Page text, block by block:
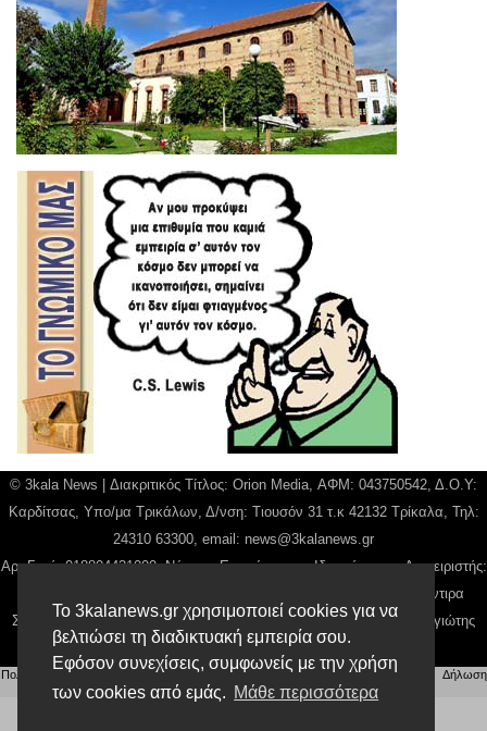
Το 3kalanews.gr χρησιμοποιεί cookies για να
βελτιώσει τη διαδικτυακή εμπειρία σου.
Εφόσον συνεχίσεις, συμφωνείς με την χρήση
των cookies από εμάς. Μάθε περισσότερα
© 3kala News | Διακριτικός Τίτλος: Orion Media, ΑΦΜ: 043750542, Δ.Ο.Υ:
Καρδίτσας, Υπο/μα Τρικάλων, Δ/νση: Τιουσόν 31 τ.κ 42132 Τρίκαλα, Τηλ:
24310 63300, email: news@3kalanews.gr
Αρ. Γεμή: 018804431000, Νόμιμος Εκπρόσωπος, Ιδιοκτήτης και Διαχειριστής:
Παναγιώτης Φιλίππου, Διευθύντρια: Γιαννουσά Βασιλική, Διευθύντιρα
Σύνταξης: Μπαλαμπάνη Βασιλική. Δικαιούχος domain name Παναγιώτης
Φιλίππου
Πολιτική απορρήτου Αίτηση Διαχείρισης Προσωπικών Δεδομένων |Όροι χρήσης
Δήλωση
Συμμόρφωσης